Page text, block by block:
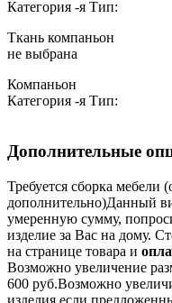
Категория -я Тип:
Ткань компаньон
не выбрана
Компаньон
Категория -я Тип:
Дополнительные
Требуется сборка мебели
дополнительно)Данный
умеренную сумму,
изделие за Вас на дому.
на странице товара и
Возможно увеличение
600 руб.Возможно